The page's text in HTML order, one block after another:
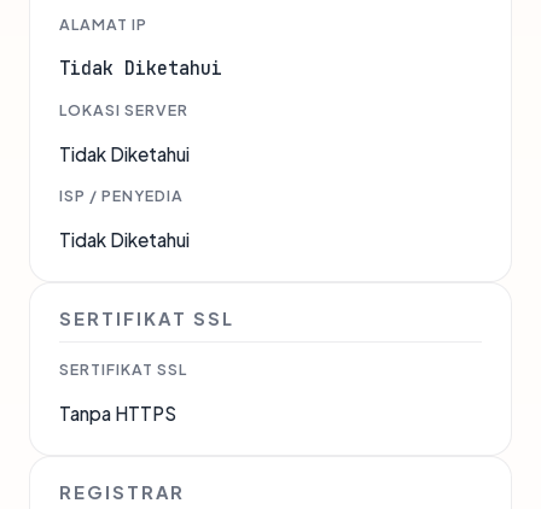
ALAMAT IP
Tidak Diketahui
LOKASI SERVER
Tidak Diketahui
ISP / PENYEDIA
Tidak Diketahui
SERTIFIKAT SSL
SERTIFIKAT SSL
Tanpa HTTPS
REGISTRAR